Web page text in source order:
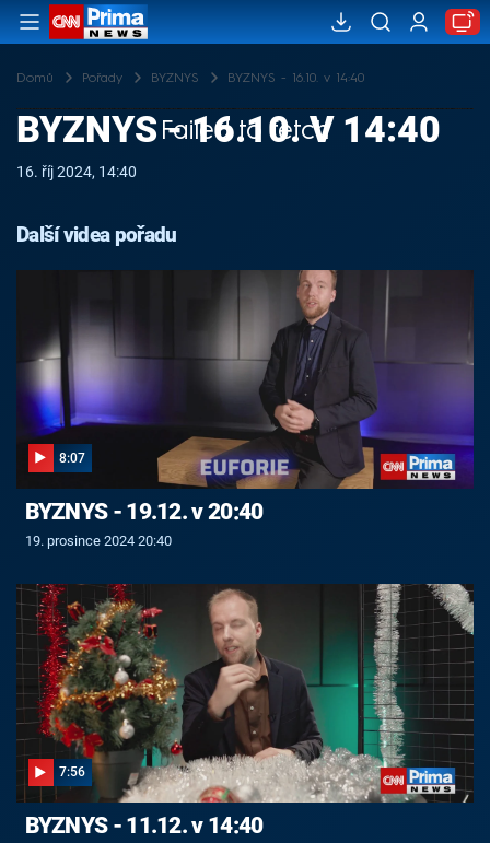
Domů Pořady BYZNYS BYZNYS - 16.10. v 14:40
Failed to fetch
BYZNYS - 16.10. V 14:40
16. říj 2024, 14:40
Další videa pořadu
8:07
BYZNYS - 19.12. v 20:40
19. prosince 2024 20:40
7:56
BYZNYS - 11.12. v 14:40